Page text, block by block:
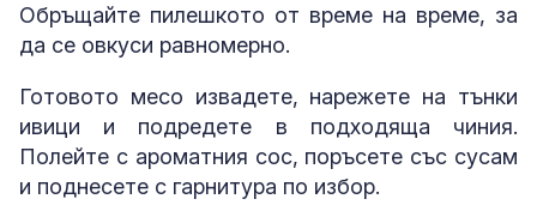
Обръщайте пилешкото от време на време, за
да се овкуси равномерно.
Готовото месо извадете, нарежете на тънки
ивици и подредете в подходяща чиния.
Полейте с ароматния сос, поръсете със сусам
и поднесете с гарнитура по избор.